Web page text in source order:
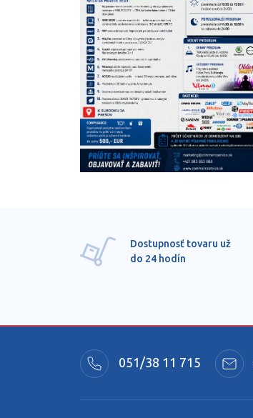
Dostupnosť tovaru už
do 24 hodín
051/38 11 715